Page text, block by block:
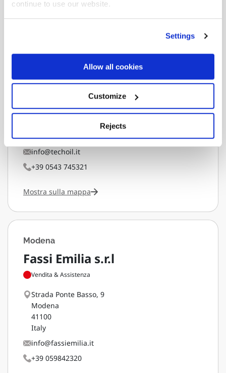
continue to use our website.
Settings
Allow all cookies
Customize
Rejects
Techoil srl
Viale II Agosto, 672
Forlì-cesena
Italy
info@techoil.it
+39 0543 745321
Mostra sulla mappa
Modena
Fassi Emilia s.r.l
Vendita & Assistenza
Strada Ponte Basso, 9
Modena
41100
Italy
info@fassiemilia.it
+39 059842320